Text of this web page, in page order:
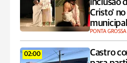
inclusão
Cristo'
municipal
PONTA GROSSA
02:00
Castro